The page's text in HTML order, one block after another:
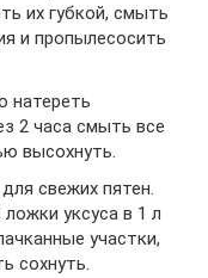
их губкой, смыть
и пропылесосить
натереть
2 часа смыть все
высохнуть.
свежих пятен.
уксуса в 1 л
участки,
сохнуть.